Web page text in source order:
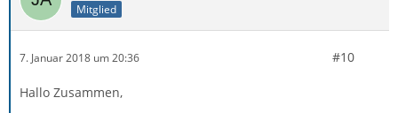
Mitglied
7. Januar 2018 um 20:36 #10
Hallo Zusammen,